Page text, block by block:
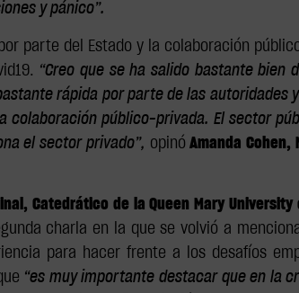
y pánico”.
parte del Estado y la colaboración
“Creo que se ha salido bastante bien
rápida por parte de las autoridades
colaboración público-privada. El sector
el sector privado”, opinóAmanda Cohen,
Catedrático de la Queen Mary
charla en la que se volvió a
para hacer frente a los desafíos
“es muy importante destacar que en la